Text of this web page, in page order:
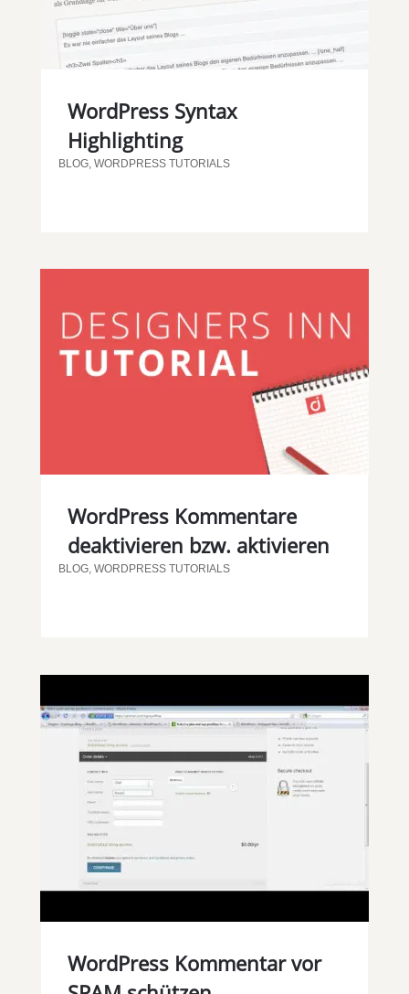
WordPress Syntax
Highlighting
BLOG, WORDPRESS TUTORIALS
WordPress Kommentare
deaktivieren bzw. aktivieren
BLOG, WORDPRESS TUTORIALS
WordPress Kommentar vor